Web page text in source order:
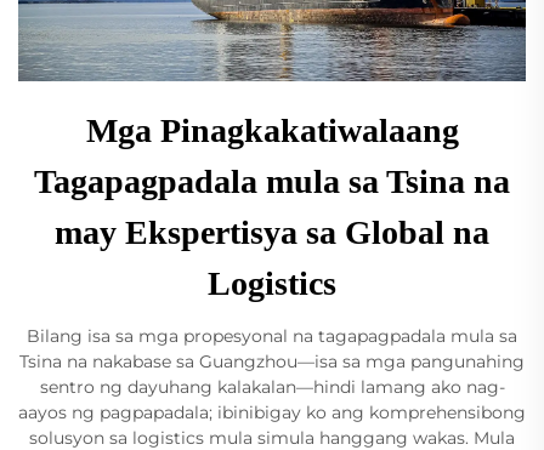
Mga Pinagkakatiwalaang
Tagapagpadala mula sa Tsina na
may Ekspertisya sa Global na
Logistics
Bilang isa sa mga propesyonal na tagapagpadala mula sa
Tsina na nakabase sa Guangzhou—isa sa mga pangunahing
sentro ng dayuhang kalakalan—hindi lamang ako nag-
aayos ng pagpapadala; ibinibigay ko ang komprehensibong
solusyon sa logistics mula simula hanggang wakas. Mula